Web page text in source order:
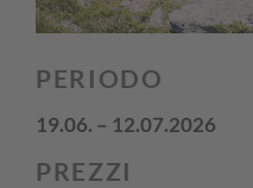
PERIODO
19.06. – 12.07.2026
PREZZI